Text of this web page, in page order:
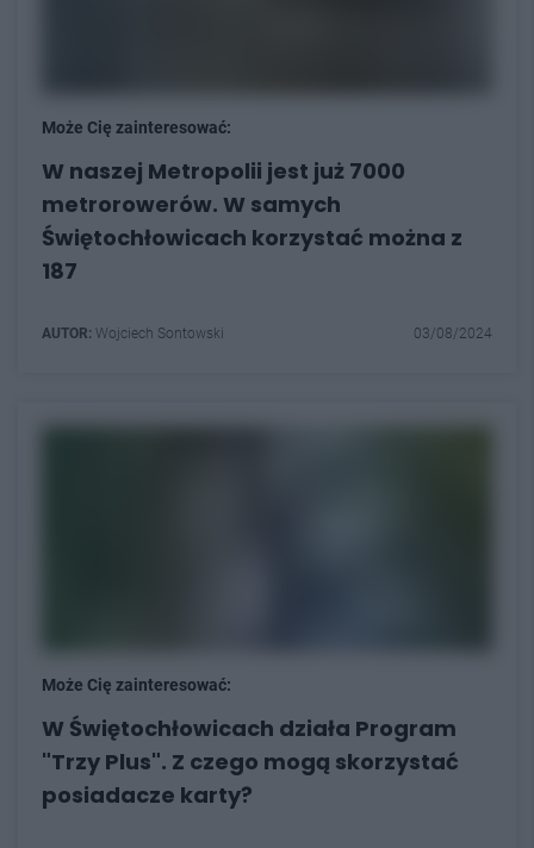
Może Cię zainteresować:
W naszej Metropolii jest już 7000
metrorowerów. W samych
Świętochłowicach korzystać można z
187
AUTOR: Wojciech Sontowski 03/08/2024
Może Cię zainteresować:
W Świętochłowicach działa Program
"Trzy Plus". Z czego mogą skorzystać
posiadacze karty?